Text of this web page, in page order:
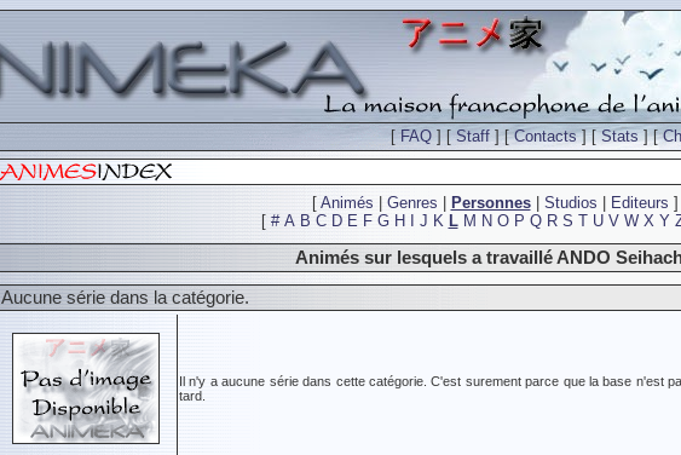
[FAQ ] [Staff ] [Contacts] [Stats] [
[ Animés Genres Personnes| Studios Editeurs ]
[ # A B C D E F G H J K L M N O P Q R S T U V W X Y
Animés sur lesquels a travaillé ANDO
Aucune série dans la catégorie.
Il n'y a aucune série dans cette catégorie. C'est surement parce que la base n'est
tard.